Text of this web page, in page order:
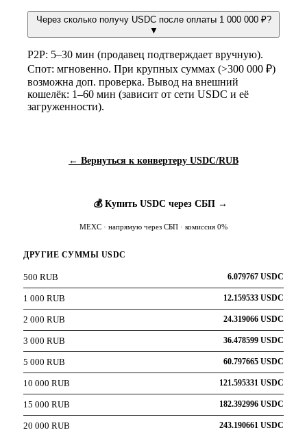
Через сколько получу USDC после оплаты 1 000 000 ₽?
▼
P2P: 5–30 мин (продавец подтверждает вручную).
Спот: мгновенно. При крупных суммах (>300 000 ₽)
возможна доп. проверка. Вывод на внешний
кошелёк: 1–60 мин (зависит от сети USDC и её
загруженности).
← Вернуться к конвертеру USDC/RUB
💰 Купить USDC через СБП →
MEXC · напрямую через СБП · комиссия 0%
ДРУГИЕ СУММЫ USDC
500 RUB 6.079767 USDC
1 000 RUB 12.159533 USDC
2 000 RUB 24.319066 USDC
3 000 RUB 36.478599 USDC
5 000 RUB 60.797665 USDC
10 000 RUB 121.595331 USDC
15 000 RUB 182.392996 USDC
20 000 RUB 243.190661 USDC